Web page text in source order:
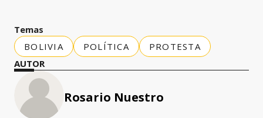
Temas
BOLIVIA
POLÍTICA
PROTESTA
AUTOR
Rosario Nuestro